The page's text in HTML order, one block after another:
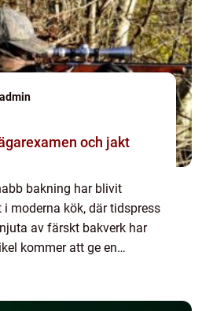
admin
och jakt
bakning har blivit
moderna kök, där tidspress
av färskt bakverk har
kommer att ge en